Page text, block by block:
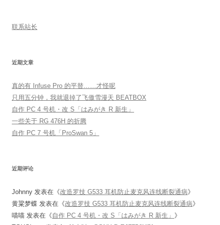
联系站长
近期文章
真的有 Infuse Pro 的平替……才怪呢
只用五分钟，我就退掉了飞傲雪漫天 BEATBOX
自作 PC 4 号机・改 S「はみがき R 新生」
一些关于 RG 476H 的折腾
自作 PC 7 号机「ProSwan 5」
近期评论
Johnny 发表在《改造罗技 G533 耳机防止麦克风连线断裂通病》
黄粱梦蝶 发表在《改造罗技 G533 耳机防止麦克风连线断裂通病》
喵喵 发表在《自作 PC 4 号机・改 S「はみがき R 新生」 》